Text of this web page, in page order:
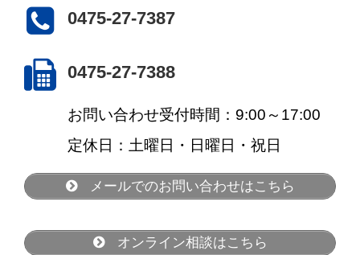
0475-27-7387
0475-27-7388
お問い合わせ受付時間：9:00～17:00
定休日：土曜日・日曜日・祝日
メールでのお問い合わせはこちら
オンライン相談はこちら